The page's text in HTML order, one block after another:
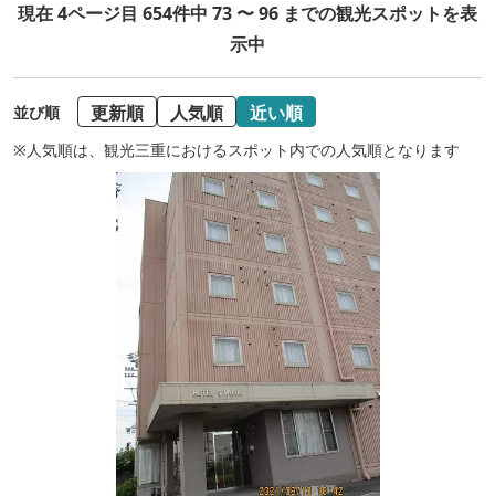
現在 4ページ目 654件中 73 〜 96 までの観光スポットを表
示中
並び順 更新順 人気順 近い順
※人気順は、観光三重におけるスポット内での人気順となります